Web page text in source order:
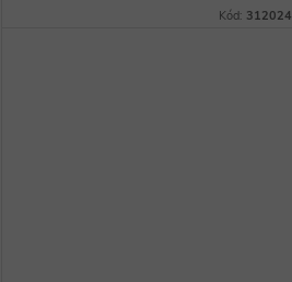
Kód: 312024